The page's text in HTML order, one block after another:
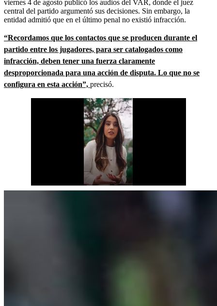
viernes 4 de agosto publicó los audios del VAR, donde el juez
central del partido argumentó sus decisiones. Sin embargo, la
entidad admitió que en el último penal no existió infracción.
“Recordamos que los contactos que se producen durante el
partido entre los jugadores, para ser catalogados como
infracción, deben tener una fuerza claramente
desproporcionada para una acción de disputa. Lo que no se
configura en esta acción”, precisó.